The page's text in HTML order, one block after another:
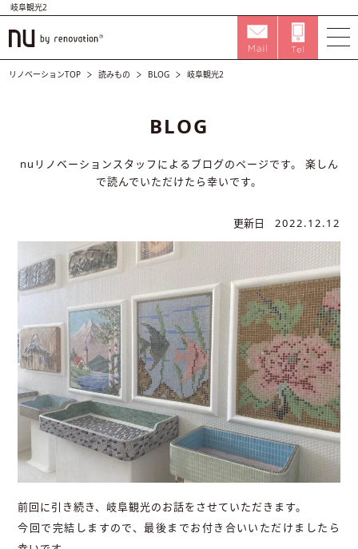
岐阜観光2
リノベーションTOP 読みもの BLOG 岐阜観光2
BLOG
nuリノベーションスタッフによるブログのページです。
楽しん
で読んでいただけたら幸いです。
更新日 2022.12.12
前回に引き続き、岐阜観光のお話をさせていただきます。
今回で完結しますので、最後までお付き合いいただけましたら